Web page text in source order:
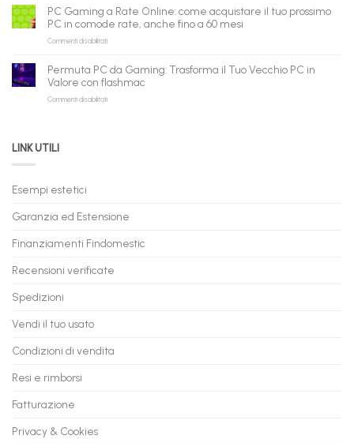
può
fare
shopping
qui
B2B
flashmac
per
Gaming
in
Pronta
Consegna
Nuovi
Ricondizionati,
Spedizione
PC Gaming a Rate Online: come acquistare il tuo prossimo
PC in comode rate, anche fino a 60 mesi
Commenti disabilitatisu
Gaming
a
Rate
Online:
anche
a
Permuta PC da Gaming: Trasforma il Tuo Vecchio PC in
Valore con flashmac
Commenti disabilitatisu
in
con
LINK UTILI
Esempi estetici
Garanzia ed Estensione
Finanziamenti Findomestic
Recensioni verificate
Spedizioni
Vendi il tuo usato
Condizioni di vendita
Resi e rimborsi
Fatturazione
Privacy & Cookies